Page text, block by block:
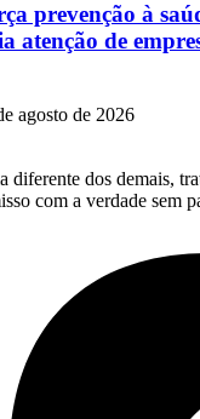
prevenção à
atenção de
agosto de 2026
diferente dos demais,
com a verdade sem